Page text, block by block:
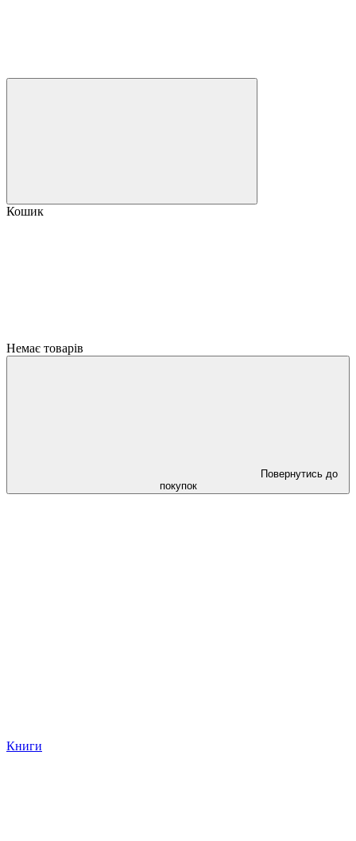
Кошик
Немає товарів
Повернутись до
покупок
Книги